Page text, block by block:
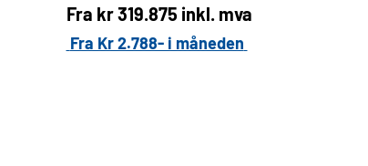
Fra kr319.875 inkl. mva
Fra Kr 2.788- i måneden